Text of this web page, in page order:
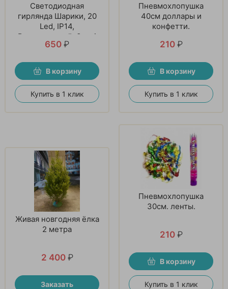
Светодиодная
гирлянда Шарики, 20
Led, IP14,
Разноцветный, 3 м. 1
шт
650 ₽
В корзину
Купить в 1 клик
Пневмохлопушка
40см доллары и
конфетти.
210 ₽
В корзину
Купить в 1 клик
Живая новгодняя ёлка
2 метра
2 400 ₽
Заказать
Пневмохлопушка
30см. ленты.
210 ₽
В корзину
Купить в 1 клик